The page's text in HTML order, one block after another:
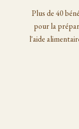
Plus de 40
pour la
l'aide